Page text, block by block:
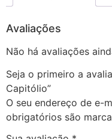
Avaliações
Não há avaliações
Seja o primeiro a
Capitólio”
O seu endereço de e-
obrigatórios são